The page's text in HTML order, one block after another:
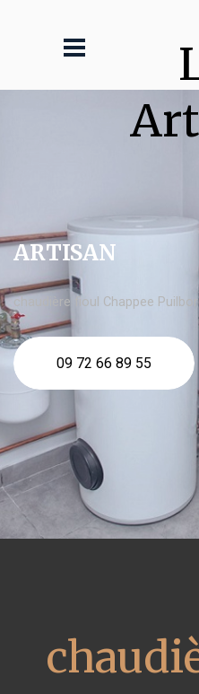
ARTISAN
chaudière fioul Chappee
09 72 66 89 55